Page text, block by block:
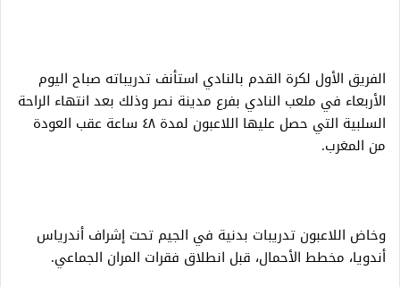
الفريق الأول لكرة القدم بالنادي استأنف تدريباته صباح اليوم
الأربعاء في ملعب النادي بفرع مدينة نصر وذلك بعد انتهاء الراحة
السلبية التي حصل عليها اللاعبون لمدة ٤٨ ساعة عقب العودة
من المغرب.
‎وخاض اللاعبون تدريبات بدنية في الجيم تحت إشراف أندرياس
أندويا، مخطط الأحمال، قبل انطلاق فقرات المران الجماعي.